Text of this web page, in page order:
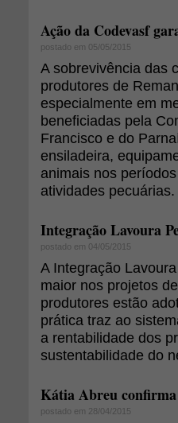
Ação da Codevasf
postado em 05/05/2015
A sobrevivência das
produtores de
especialmente em
beneficiadas pela
Francisco e do
ensiladeira,
animais nos
atividades pecuárias.
Integração Lavoura
postado em 04/05/2015
A Integração
maior nos projetos
produtores estão
prática traz ao
a rentabilidade dos
sustentabilidade do
Kátia Abreu
postado em 28/04/2015